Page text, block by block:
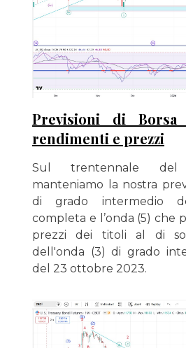
Previsioni di
rendimenti e prezzi
Sul trentennale del
manteniamo la nostra
di grado intermedio
completa e l’onda (5) che
prezzi dei titoli al di
dell'onda (3) di grado
del 23 ottobre 2023.